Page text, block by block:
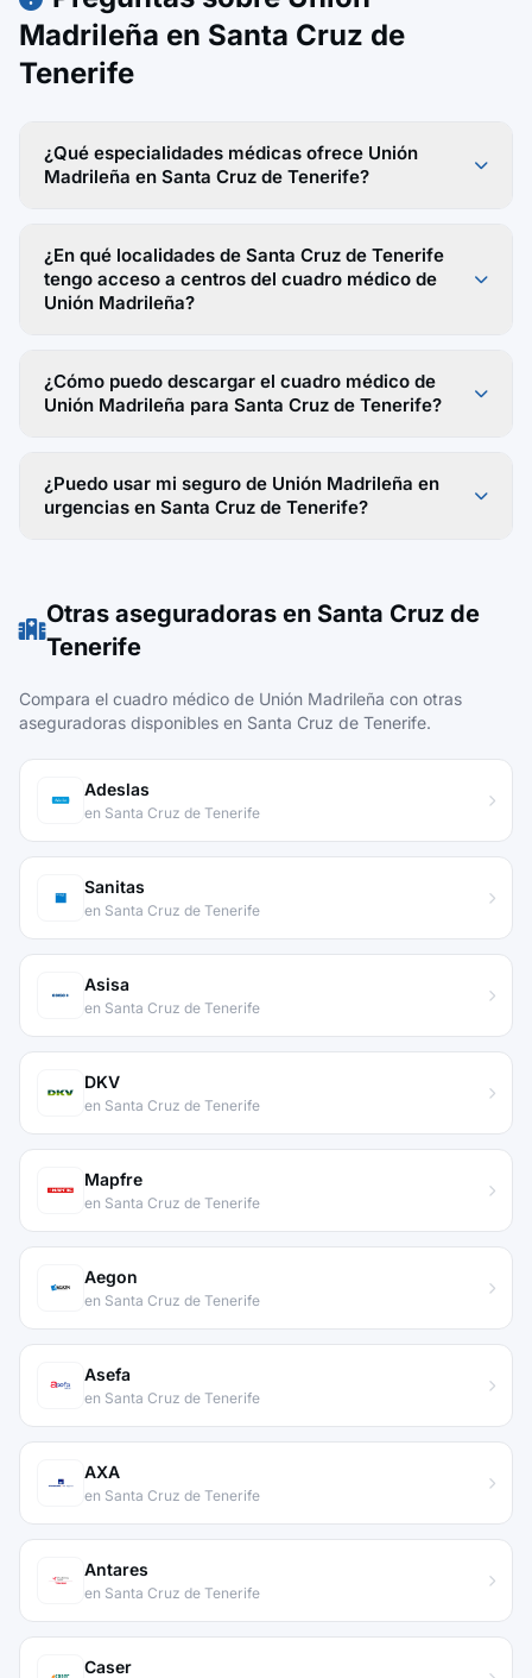
Madrileña en Santa Cruz de
Tenerife
¿Qué especialidades médicas ofrece Unión
Madrileña en Santa Cruz de Tenerife?
¿En qué localidades de Santa Cruz de Tenerife
tengo acceso a centros del cuadro médico de
Unión Madrileña?
¿Cómo puedo descargar el cuadro médico de
Unión Madrileña para Santa Cruz de Tenerife?
¿Puedo usar mi seguro de Unión Madrileña en
urgencias en Santa Cruz de Tenerife?
Otras aseguradoras en Santa Cruz de
Tenerife
Compara el cuadro médico de Unión Madrileña con otras
aseguradoras disponibles en Santa Cruz de Tenerife.
Adeslas
en Santa Cruz de Tenerife
Sanitas
en Santa Cruz de Tenerife
Asisa
en Santa Cruz de Tenerife
DKV
en Santa Cruz de Tenerife
Mapfre
en Santa Cruz de Tenerife
Aegon
en Santa Cruz de Tenerife
Asefa
en Santa Cruz de Tenerife
AXA
en Santa Cruz de Tenerife
Antares
en Santa Cruz de Tenerife
Caser